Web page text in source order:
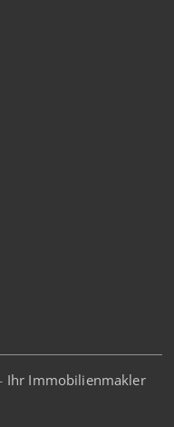
Ihr Immobilienmakler